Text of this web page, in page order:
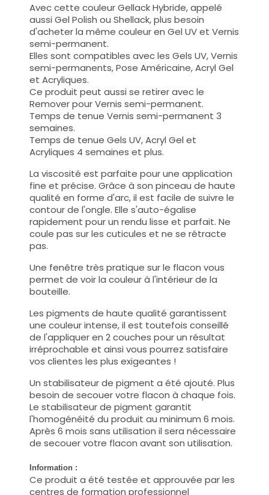
Avec cette couleur Gellack Hybride, appelé
aussi Gel Polish ou Shellack, plus besoin
d'acheter la même couleur en Gel UV et Vernis
semi-permanent.
Elles sont compatibles avec les Gels UV, Vernis
semi-permanents, Pose Américaine, Acryl Gel
et Acryliques.
Ce produit peut aussi se retirer avec le
Remover pour Vernis semi-permanent.
Temps de tenue Vernis semi-permanent 3
semaines.
Temps de tenue Gels UV, Acryl Gel et
Acryliques 4 semaines et plus.
La viscosité est parfaite pour une application
fine et précise. Grâce à son pinceau de haute
qualité en forme d'arc, il est facile de suivre le
contour de l'ongle. Elle s'auto-égalise
rapidement pour un rendu lisse et parfait. Ne
coule pas sur les cuticules et ne se rétracte
pas.
Une fenêtre très pratique sur le flacon vous
permet de voir la couleur à l'intérieur de la
bouteille.
Les pigments de haute qualité garantissent
une couleur intense, il est toutefois conseillé
de l'appliquer en 2 couches pour un résultat
irréprochable et ainsi vous pourrez satisfaire
vos clientes les plus exigeantes !
Un stabilisateur de pigment a été ajouté. Plus
besoin de secouer votre flacon à chaque fois.
Le stabilisateur de pigment garantit
l'homogénéité du produit au minimum 6 mois.
Après 6 mois sans utilisation il sera nécessaire
de secouer votre flacon avant son utilisation.
Information :
Ce produit a été testée et approuvée par les
centres de formation professionnel